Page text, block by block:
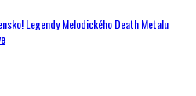
Legendy Melodického Death Metalu